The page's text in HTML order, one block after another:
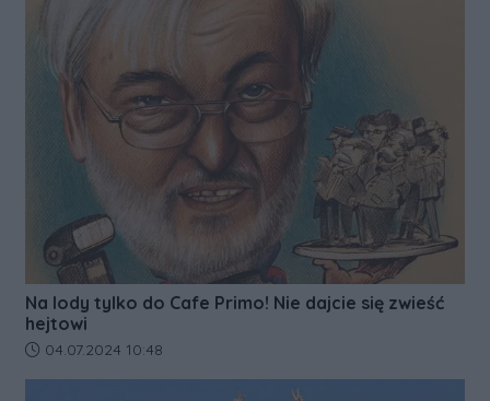
Na lody tylko do Cafe Primo! Nie dajcie się zwieść
hejtowi
Data dodania artykułu:
04.07.2024 10:48